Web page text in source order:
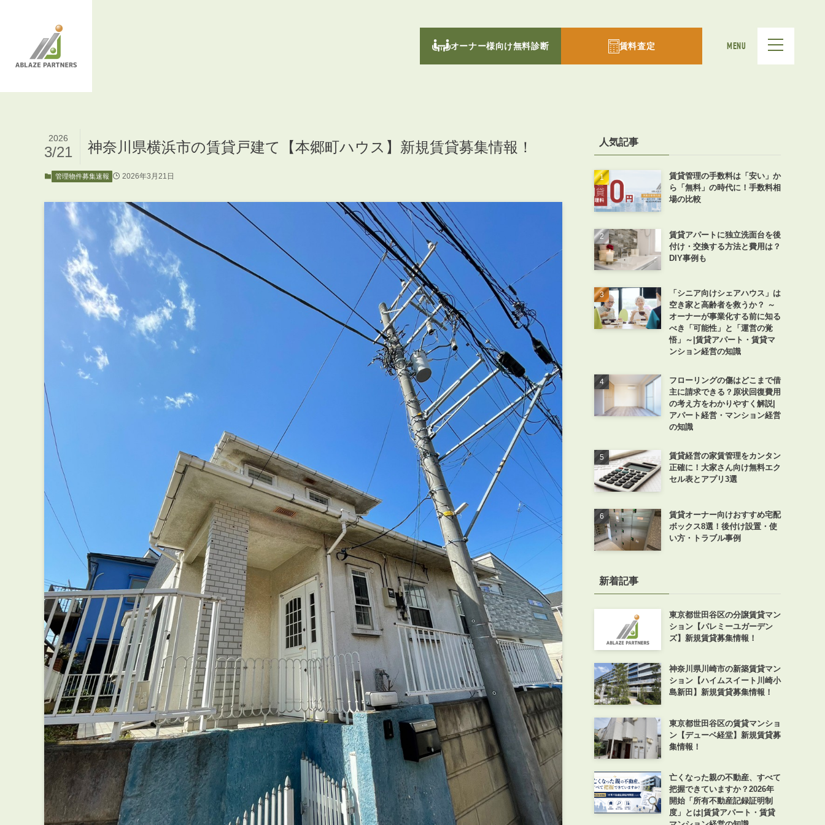
オーナー様向け無料診断 賃料査定 MENU
神奈川県横浜市の賃貸戸建て【本郷町ハウス】新規賃貸募集情報！
2026
3/21
管理物件募集速報 2026年3月21日
人気記事
賃貸管理の手数料は「安い」か
ら「無料」の時代に！手数料相
場の比較
賃貸アパートに独立洗面台を後
付け・交換する方法と費用は？
DIY事例も
「シニア向けシェアハウス」は
空き家と高齢者を救うか？ ～
オーナーが事業化する前に知る
べき「可能性」と「運営の覚
悟」～|賃貸アパート・賃貸マ
ンション経営の知識
フローリングの傷はどこまで借
主に請求できる？原状回復費用
の考え方をわかりやすく解説|
アパート経営・マンション経営
の知識
賃貸経営の家賃管理をカンタン
正確に！大家さん向け無料エク
セル表とアプリ3選
賃貸オーナー向けおすすめ宅配
ボックス8選！後付け設置・使
い方・トラブル事例
新着記事
東京都世田谷区の分譲賃貸マン
ション【パレミーユガーデン
ズ】新規賃貸募集情報！
神奈川県川崎市の新築賃貸マン
ション【ハイムスイート川崎小
島新田】新規賃貸募集情報！
東京都世田谷区の賃貸マンショ
ン【デューベ経堂】新規賃貸募
集情報！
亡くなった親の不動産、すべて
把握できていますか？2026年
開始「所有不動産記録証明制
度」とは|賃貸アパート・賃貸